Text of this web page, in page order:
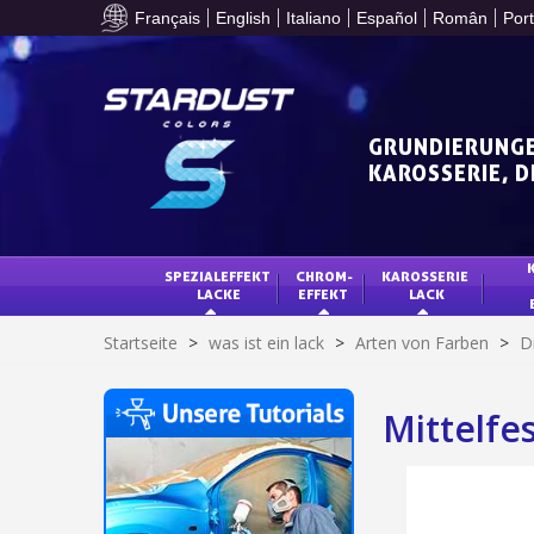
Français English Italiano Español Român
KAROSSERIE,
SPEZIALEFFEKT
LACKE
CHROM-
EFFEKT
KAROSSERIE
LACK
Startseite > was ist ein lack > Arten von Farben >